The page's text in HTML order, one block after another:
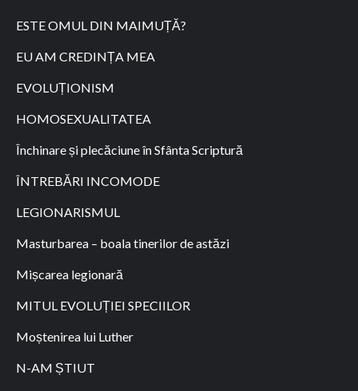
ESTE OMUL DIN MAIMUȚĂ?
EU AM CREDINȚA MEA
EVOLUȚIONISM
HOMOSEXUALITATEA
Închinare și plecăciune în Sfânta Scriptură
ÎNTREBĂRI INCOMODE
LEGIONARISMUL
Masturbarea – boala tinerilor de astăzi
Mișcarea legionară
MITUL EVOLUȚIEI SPECIILOR
Moștenirea lui Luther
N-AM ȘTIUT